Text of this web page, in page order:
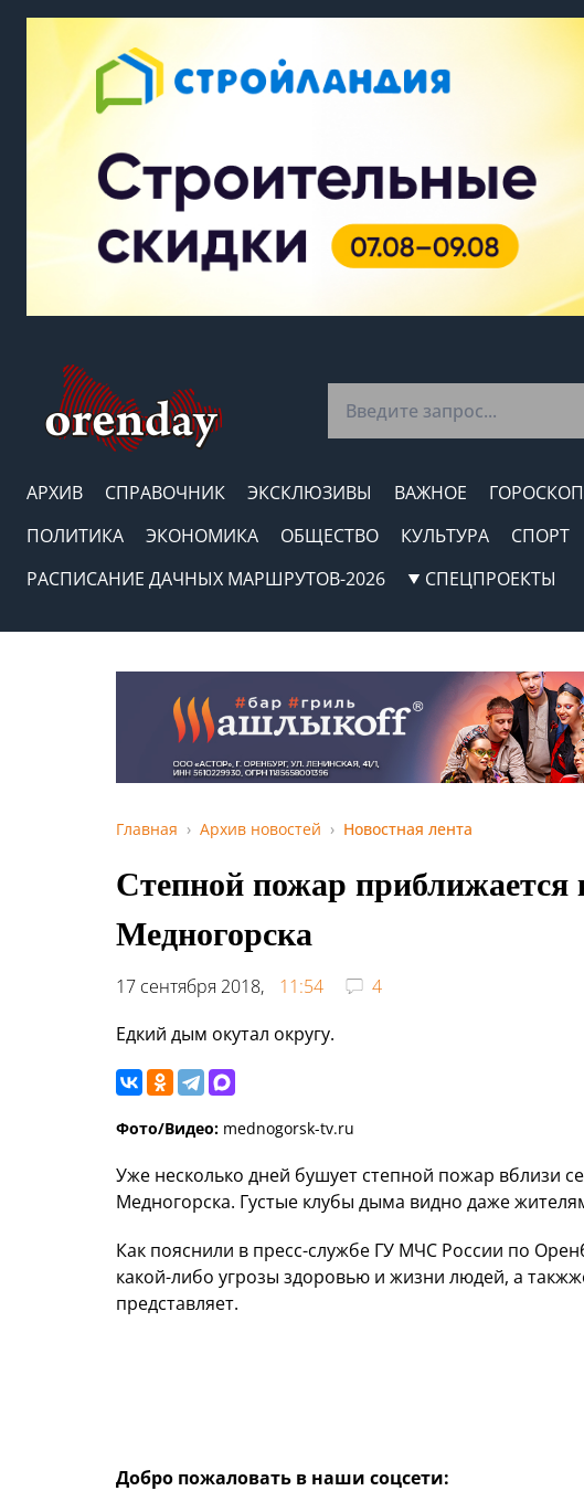
АРХИВ СПРАВОЧНИК ЭКСКЛЮЗИВЫ ВАЖНОЕ ГОРОСКОП
ПОЛИТИКА
ЭКОНОМИКА ОБЩЕСТВО КУЛЬТУРА СПОРТ
РАСПИСАНИЕ ДАЧНЫХ МАРШРУТОВ-2026
СПЕЦПРОЕКТЫ
Главная Архив новостей Новостная лента
Степной пожар приближается
Медногорска
17 сентября 2018, 11:54
4
Едкий дым окутал округу.
Фото/Видео: mednogorsk-tv.ru
Уже несколько дней бушует степной пожар вблизи
Медногорска. Густые клубы дыма видно даже
Как пояснили в пресс-службе ГУ МЧС России по
какой-либо угрозы здоровью и жизни людей, а
представляет.
Добро пожаловать в наши соцсети: